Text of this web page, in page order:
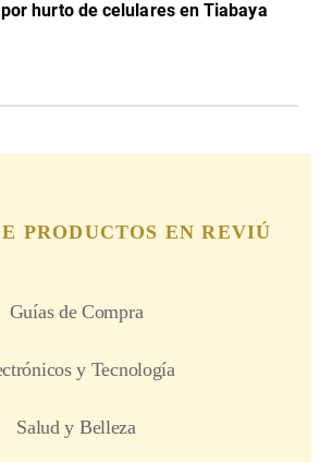
por hurto de celulares en Tiabaya